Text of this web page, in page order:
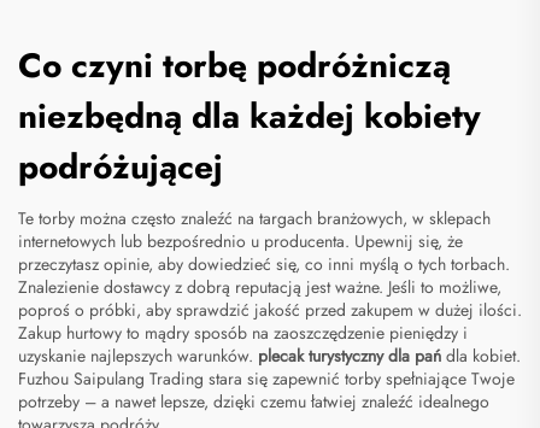
Co czyni torbę podróżniczą
niezbędną dla każdej kobiety
podróżującej
Te torby można często znaleźć na targach branżowych, w sklepach
internetowych lub bezpośrednio u producenta. Upewnij się, że
przeczytasz opinie, aby dowiedzieć się, co inni myślą o tych torbach.
Znalezienie dostawcy z dobrą reputacją jest ważne. Jeśli to możliwe,
poproś o próbki, aby sprawdzić jakość przed zakupem w dużej ilości.
Zakup hurtowy to mądry sposób na zaoszczędzenie pieniędzy i
uzyskanie najlepszych warunków. plecak turystyczny dla pań dla kobiet.
Fuzhou Saipulang Trading stara się zapewnić torby spełniające Twoje
potrzeby – a nawet lepsze, dzięki czemu łatwiej znaleźć idealnego